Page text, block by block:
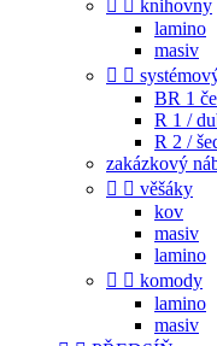
  knihovny
lamino
masiv
 
BR 1
R 1 /
R 2 /
zakázkový
  věšáky
kov
masiv
lamino
  komody
lamino
masiv